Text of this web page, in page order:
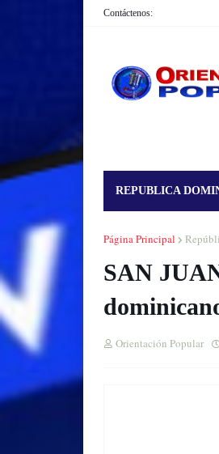
Contáctenos:
REPUBLICA
Página Principal
SAN
Orientación Popular